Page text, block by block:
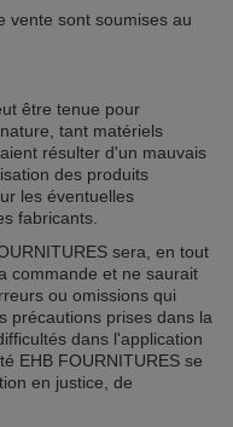
vente sont soumises au
être tenue pour
tant matériels
résulter d'un mauvais
des produits
les éventuelles
fabricants.
sera, en tout
commande et ne saurait
ou omissions qui
précautions prises dans la
dans l'application
EHB FOURNITURES se
en justice, de